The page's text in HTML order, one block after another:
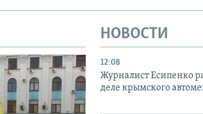
НОВОСТИ
12:08
Журналист Есипенко
деле крымского